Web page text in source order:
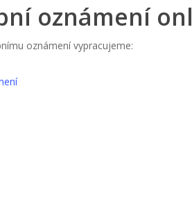
oznámení
oznámení vypracujeme: